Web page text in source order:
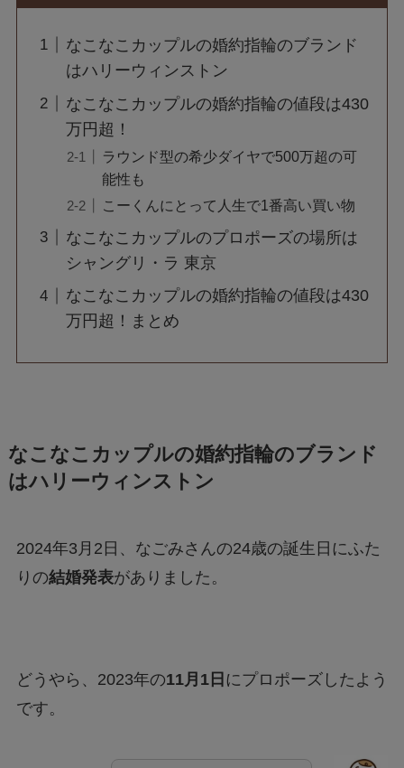
なこなこカップルの婚約指輪のブランド
はハリーウィンストン
なこなこカップルの婚約指輪の値段は430
万円超！
ラウンド型の希少ダイヤで500万超の可
能性も
こーくんにとって人生で1番高い買い物
なこなこカップルのプロポーズの場所は
シャングリ・ラ 東京
なこなこカップルの婚約指輪の値段は430
万円超！まとめ
なこなこカップルの婚約指輪のブランド
はハリーウィンストン
2024年3月2日、なごみさんの24歳の誕生日にふた
りの結婚発表がありました。
どうやら、2023年の 11月1日 にプロポーズしたよう
です。